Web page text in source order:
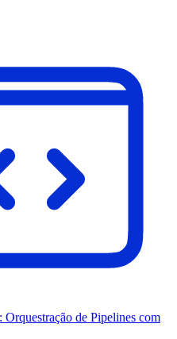
Orquestração de Pipelines com